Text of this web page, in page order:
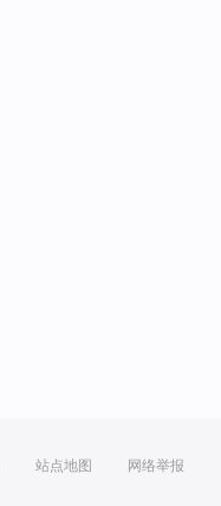
站点地图 网络举报